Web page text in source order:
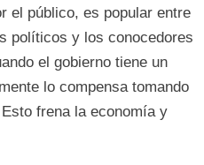
el público, es popular entre
políticos y los conocedores
el gobierno tiene un
lo compensa tomando
frena la economía y